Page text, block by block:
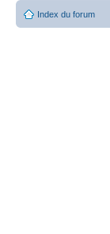
Index du forum